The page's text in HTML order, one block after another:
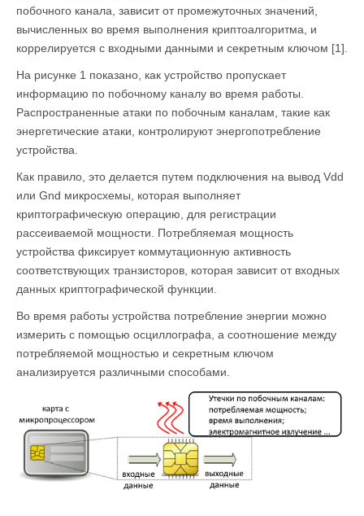
побочного канала, зависит от промежуточных значений,
вычисленных во время выполнения криптоалгоритма, и
коррелируется с входными данными и секретным ключом [1].
На рисунке 1 показано, как устройство пропускает
информацию по побочному каналу во время работы.
Распространенные атаки по побочным каналам, такие как
энергетические атаки, контролируют энергопотребление
устройства.
Как правило, это делается путем подключения на вывод Vdd
или Gnd микросхемы, которая выполняет
криптографическую операцию, для регистрации
рассеиваемой мощности. Потребляемая мощность
устройства фиксирует коммутационную активность
соответствующих транзисторов, которая зависит от входных
данных криптографической функции.
Во время работы устройства потребление энергии можно
измерить с помощью осциллографа, а соотношение между
потребляемой мощностью и секретным ключом
анализируется различными способами.